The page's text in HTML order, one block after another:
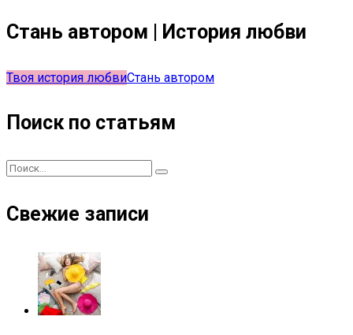
Стань автором | История любви
Твоя история любвиСтань автором
Поиск по статьям
Свежие записи